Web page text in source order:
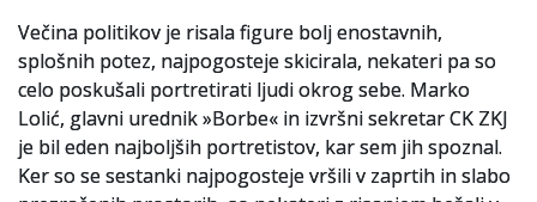
Večina politikov je risala figure bolj enostavnih,
splošnih potez, najpogosteje skicirala, nekateri pa so
celo poskušali portretirati ljudi okrog sebe. Marko
Lolić, glavni urednik »Borbe« in izvršni sekretar CK ZKJ
je bil eden najboljših portretistov, kar sem jih spoznal.
Ker so se sestanki najpogosteje vršili v zaprtih in slabo